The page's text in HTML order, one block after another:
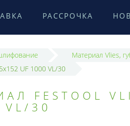
РАССРОЧКА
Материал Vlies,
UF 1000 VL/30
FESTOOL
30